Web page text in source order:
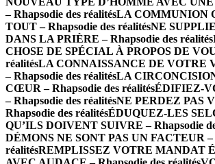
– Rhapsodie des réalitésLA COMMUNION
TOUT – Rhapsodie des réalitésNE
DANS LA PRIÈRE – Rhapsodie des réalités
CHOSE DE SPÉCIAL À PROPOS DE
réalitésLA CONNAISSANCE DE VOTRE
– Rhapsodie des réalitésLA
CŒUR – Rhapsodie des réalitésÉDIFIEZ-
– Rhapsodie des réalitésNE PERDEZ PAS
Rhapsodie des réalitésÉDUQUEZ-LES
QU’ILS DOIVENT SUIVRE – Rhapsodie
DÉMONS NE SONT PAS UN FACTEUR –
réalitésREMPLISSEZ VOTRE MANDAT